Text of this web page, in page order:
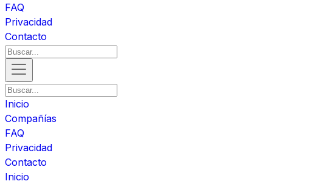
FAQ
Privacidad
Contacto
Inicio
Compañías
FAQ
Privacidad
Contacto
Inicio